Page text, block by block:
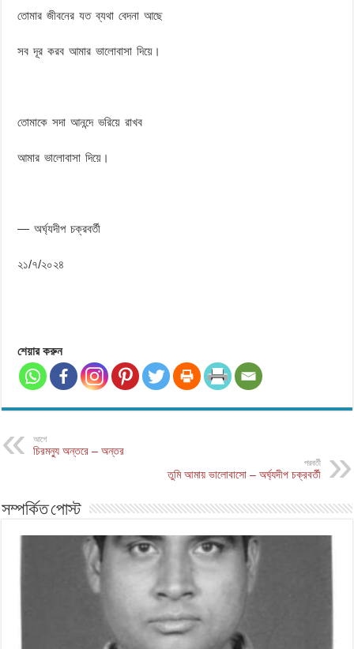
তোমার জীবনের যত ব্যথা বেদনা আছে
সব দূর করব আমার ভালোবাসা দিয়ে।
তোমাকে সদা আনন্দে ভরিয়ে রাখব
আমার ভালোবাসা দিয়ে।
— অর্ঘ্যদীপ চক্রবর্তী
২১/৭/২০২৪
শেয়ার করুন
আগে
চিরমন্যু অন্তরে – অন্তর
পরবর্তী
তুমি আমায় ভালোবাসো – অর্ঘ্যদীপ চক্রবর্তী
সম্পর্কিত পোস্ট